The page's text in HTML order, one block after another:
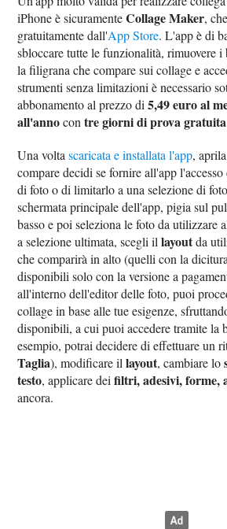
iPhone è sicuramenteCollage Maker,
gratuitamente dall'App Store. L'app è di
sbloccare tutte le funzionalità, rimuovere
la filigrana che compare sui collage e
strumenti senza limitazioni è necessario
abbonamento al prezzo di5,49 euro al
all'annocontre giorni di prova gratuita
Una voltascaricata e installata l'app,
compare decidi se fornire all'app
di foto o di limitarlo a una selezione di
schermata principale dell'app, pigia sul
basso e poi seleziona le foto da utilizzare
a selezione ultimata, scegli illayoutda
che comparirà in alto (quelli con la
disponibili solo con la versione a
all'interno dell'editor delle foto, puoi
collage in base alle tue esigenze,
disponibili, a cui puoi accedere tramite la
esempio, potrai decidere di effettuare un
Taglia), modificare illayout, cambiare lo
testo, applicare deifiltri, adesivi, forme,
ancora.